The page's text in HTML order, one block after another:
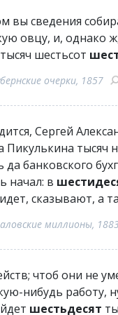
вы сведения
овцу, и, однако
шестьсот
очерки, 1857
Сергей
Пикулькина тысяч
банковского
начал: в
сказывают, а
миллионы,
чтоб они не
нибудь
шестьдесят